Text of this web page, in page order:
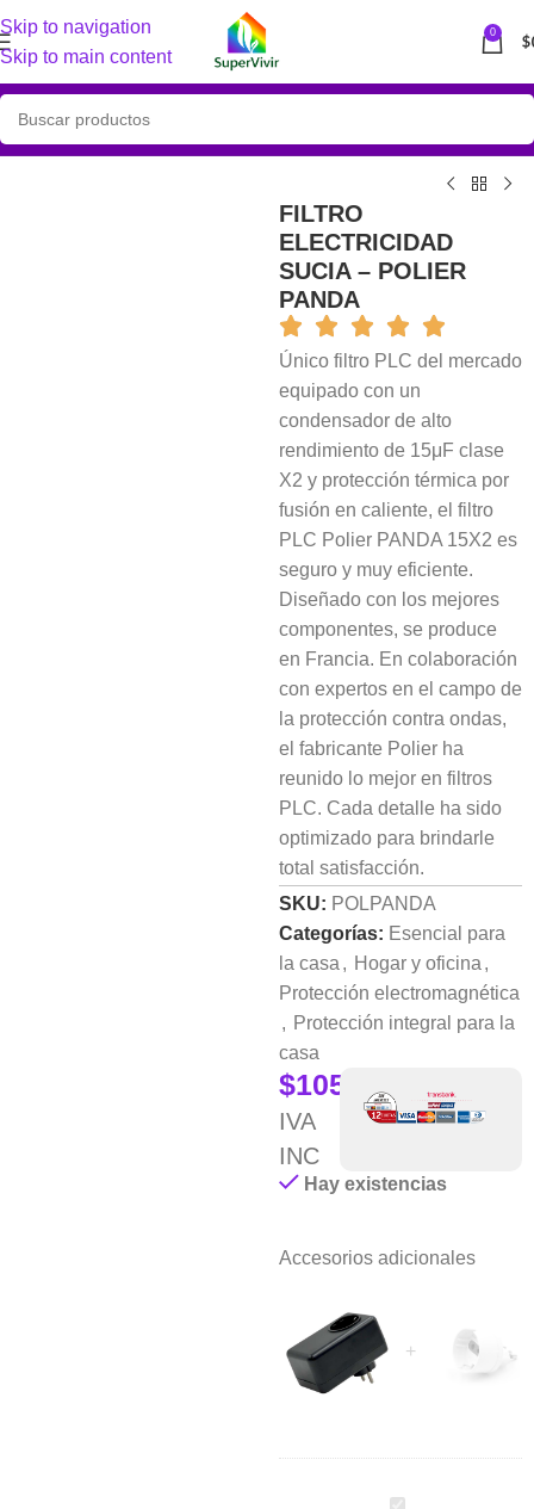
Skip to navigation
Skip to main content
0 $
FILTRO
ELECTRICIDAD
SUCIA – POLIER
PANDA
Único filtro PLC del mercado
equipado con un
condensador de alto
rendimiento de 15μF clase
X2 y protección térmica por
fusión en caliente, el filtro
PLC Polier PANDA 15X2 es
seguro y muy eficiente.
Diseñado con los mejores
componentes, se produce
en Francia. En colaboración
con expertos en el campo de
la protección contra ondas,
el fabricante Polier ha
reunido lo mejor en filtros
PLC. Cada detalle ha sido
optimizado para brindarle
total satisfacción.
SKU: POLPANDA
Categorías: Esencial para
la casa , Hogar y oficina ,
Protección electromagnética
, Protección integral para la
casa
$105.000
IVA
INC
Hay existencias
Accesorios adicionales
FILTRO